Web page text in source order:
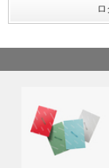
ださい。※外部サ
CORTIS The
CORTIS The